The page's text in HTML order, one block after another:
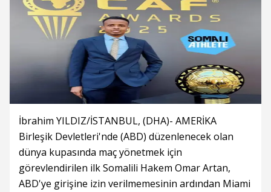
İbrahim YILDIZ/İSTANBUL, (DHA)- AMERİKA
Birleşik Devletleri'nde (ABD) düzenlenecek olan
dünya kupasında maç yönetmek için
görevlendirilen ilk Somalili Hakem Omar Artan,
ABD'ye girişine izin verilmemesinin ardından Miami